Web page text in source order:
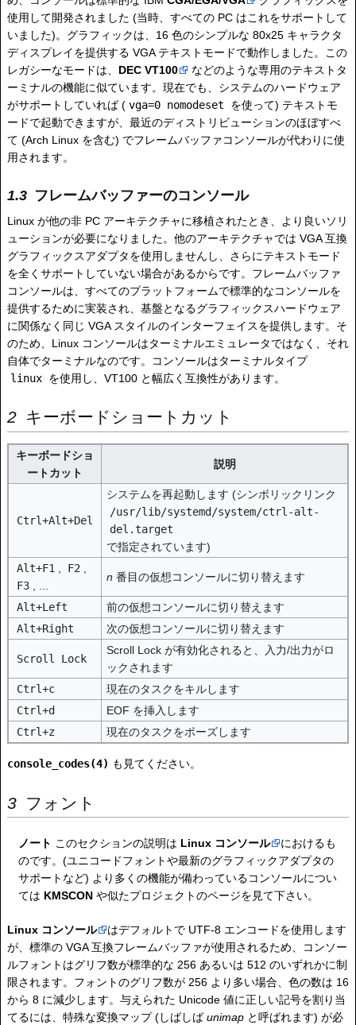
使用して開発されました (当時、すべての PC はこれをサポートして
いました)。グラフィックは、16 色のシンプルな 80x25 キャラクタ
ディスプレイを提供する VGA テキストモードで動作しました。この
レガシーなモードは、 DEC VT100
などのような専用のテキストタ
ーミナルの機能に似ています。現在でも、システムのハードウェア
がサポートしていれば ( vga=0 nomodeset
を使って) テキストモ
ードで起動できますが、最近のディストリビューションのほぼすべ
て (Arch Linux を含む) でフレームバッファコンソールが代わりに使
用されます。
フレームバッファーのコンソール
Linux が他の非 PC アーキテクチャに移植されたとき、より良いソリ
ューションが必要になりました。他のアーキテクチャでは VGA 互換
グラフィックスアダプタを使用しませんし、さらにテキストモード
を全くサポートしていない場合があるからです。フレームバッファ
コンソールは、すべてのプラットフォームで標準的なコンソールを
提供するために実装され、基盤となるグラフィックスハードウェア
に関係なく同じ VGA スタイルのインターフェイスを提供します。そ
のため、Linux コンソールはターミナルエミュレータではなく、それ
自体でターミナルなのです。コンソールはターミナルタイプ
linux を使用し、VT100 と幅広く互換性があります。
キーボードショートカット
キーボードショ
ートカット
説明
Ctrl+Alt+Del
システムを再起動します (シンボリックリンク
/usr/lib/systemd/system/ctrl-alt-
del.target
で指定されています)
Alt+F1
F2
F3
n 番目の仮想コンソールに切り替えます
Alt+Left
前の仮想コンソールに切り替えます
Alt+Right
次の仮想コンソールに切り替えます
Scroll Lock
Scroll Lock が有効化されると、入力/出力がロ
ックされます
Ctrl+c
現在のタスクをキルします
Ctrl+d
EOF を挿入します
Ctrl+z
現在のタスクをポーズします
console_codes(4) も見てください。
フォント
ノート このセクションの説明は Linux コンソール
におけるも
のです。(ユニコードフォントや最新のグラフィックアダプタの
サポートなど) より多くの機能が備わっているコンソールについ
ては KMSCON や似たプロジェクトのページを見て下さい。
Linux コンソール
はデフォルトで UTF-8 エンコードを使用します
が、標準の VGA 互換フレームバッファが使用されるため、コンソー
ルフォントはグリフ数が標準的な 256 あるいは 512 のいずれかに制
限されます。フォントのグリフ数が 256 より多い場合、色の数は 16
から 8 に減少します。与えられた Unicode 値に正しい記号を割り当
てるには、特殊な変換マップ (しばしばunimap と呼ばれます) が必